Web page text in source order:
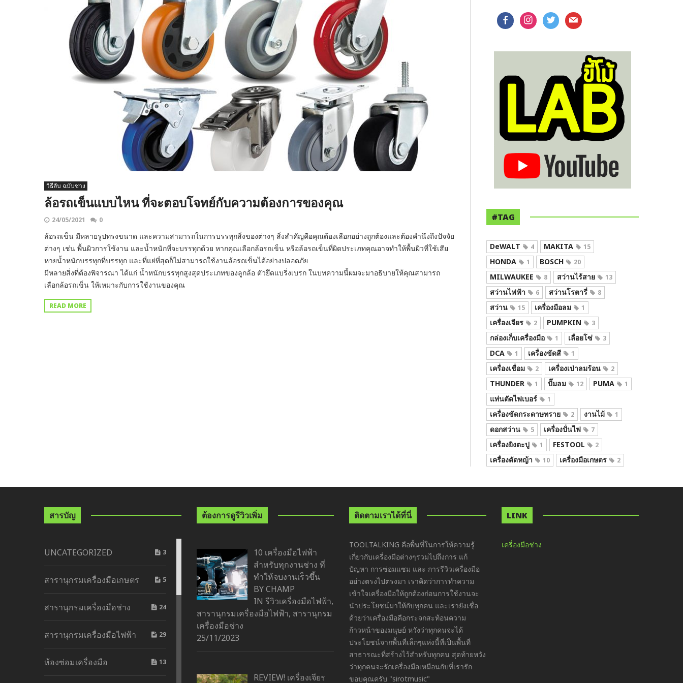
วิธีลับ ฉบับช่าง
ล้อรถเข็นแบบไหน ที่จะตอบโจทย์กับความต้องการของคุณ
24/05/2021 0
ล้อรถเข็น มีหลายรูปทรงขนาด และความสามารถในการบรรทุกสิ่งของต่างๆ สิ่งสำคัญคือคุณต้องเลือกอย่างถูกต้องและต้องคำนึงถึงปัจจัย
ต่างๆ เช่น พื้นผิวการใช้งาน และน้ำหนักที่จะบรรทุกด้วย หากคุณเลือกล้อรถเข็น หรือล้อรถเข็นที่ผิดประเภทคุณอาจทำให้พื้นผิวที่ใช้เสีย
หายน้ำหนักบรรทุกที่บรรทุก และที่แย่ที่สุดก็ไม่สามารถใช้งานล้อรถเข็นได้อย่างปลอดภัย
มีหลายสิ่งที่ต้องพิจารณา ได้แก่ น้ำหนักบรรทุกสูงสุดประเภทของลูกล้อ ตัวยึดแบริ่งเบรก ในบทความนี้ผมจะมาอธิบายให้คุณสามารถ
เลือกล้อรถเข็น ให้เหมาะกับการใช้งานของคุณ
READ MORE
facebookinstagram
twitter mail
#TAG
DeWALT 4 MAKITA 15
HONDA 1 BOSCH 20
MILWAUKEE 8 สว่านไร้สาย 13
สว่านไฟฟ้า 6 สว่านโรตารี่ 8
สว่าน 15 เครื่องมือลม 1
เครื่องเจียร 2 PUMPKIN 3
กล่องเก็บเครื่องมือ 1 เลื่อยโซ่ 3
DCA 1 เครื่องขัดสี 1
เครื่องเชื่อม 2 เครื่องเป่าลมร้อน 2
THUNDER 1 ปั๊มลม 12 PUMA 1
แท่นตัดไฟเบอร์ 1
เครื่องขัดกระดาษทราย 2 งานไม้ 1
ดอกสว่าน 5 เครื่องปั่นไฟ 7
เครื่องยิงตะปู 1 FESTOOL 2
เครื่องตัดหญ้า 10 เครื่องมือเกษตร 2
สารบัญ
UNCATEGORIZED 3
สารานุกรมเครื่องมือเกษตร 5
สารานุกรมเครื่องมือช่าง 24
สารานุกรมเครื่องมือไฟฟ้า 29
ห้องซ่อมเครื่องมือ 13
ต้องการดูรีวิวเพิ่ม
10 เครื่องมือไฟฟ้า
สำหรับทุกงานช่าง ที่
ทำให้จบงานเร็วขึ้น
BY CHAMP
IN รีวิวเครื่องมือไฟฟ้า,
สารานุกรมเครื่องมือไฟฟ้า, สารานุกรม
เครื่องมือช่าง
25/11/2023
REVIEW! เครื่องเจียร
ติดตามเราได้ที่นี่
TOOLTALKING คือพื้นที่ในการให้ความรู้
เกี่ยวกับเครื่องมือต่างๆรวมไปถึงการ แก้
ปัญหา การซ่อมแซม และ การรีวิวเครื่องมือ
อย่างตรงไปตรงมา เราคิดว่าการทำความ
เข้าใจเครื่องมือให้ถูกต้องก่อนการใช้งานจะ
นำประโยชน์มาให้กับทุกคน และเรายังเชื่อ
ด้วยว่าเครื่องมือคือกระจกสะท้อนความ
ก้าวหน้าของมนุษย์ หวังว่าทุกคนจะได้
ประโยชน์จากพื้นที่เล็กๆแห่งนี้ที่เป็นพื้นที่
สาธารณะที่สร้างไว้สำหรับทุกคน สุดท้ายหวัง
ว่าทุกคนจะรักเครื่องมือเหมือนกับที่เรารัก
ขอบคุณครับ "sirotmusic"
LINK
เครื่องมือช่าง